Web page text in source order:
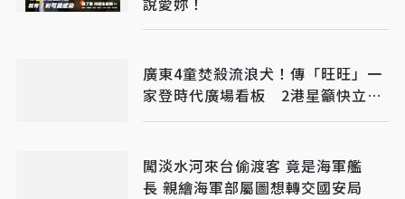
廣東4童焚殺流浪犬！傳「旺旺」一
家登時代廣場看板 2港星籲快立動
保法
闖淡水河來台偷渡客 竟是海軍艦
長 親繪海軍部屬圖想轉交國安局